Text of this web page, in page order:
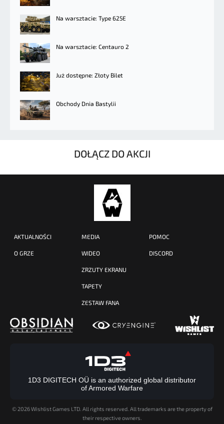
Na warsztacie: Type 625E
Na warsztacie: Centauro 2
Już dostępne: Złoty Bilet
Obchody Dnia Bastylii
DOŁĄCZ DO AKCJI
AKTUALNOŚCI
O GRZE
MEDIA
WIDEO
ZRZUTY EKRANU
TAPETY
ZESTAW FANA
POMOC
DISCORD
1D3 DIGITECH OÜ is an authorized global distributor
of Armored Warfare
© 2026 Wishlist Games LTD. All rights reserved. All trademarks are the property of
their respective owners.